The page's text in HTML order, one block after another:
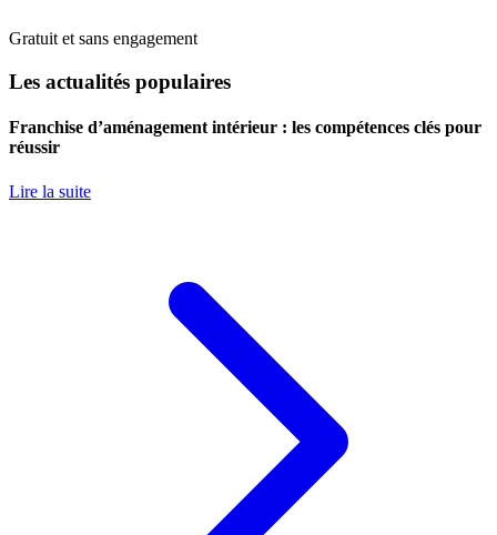
Gratuit et sans engagement
Les actualités populaires
Franchise d’aménagement intérieur : les compétences clés pour
réussir
Lire la suite